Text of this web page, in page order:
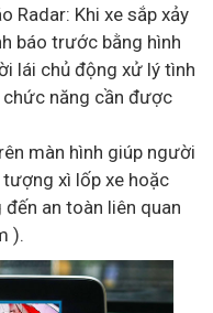
Radar: Khi xe sắp xảy
báo trước bằng hình
lái chủ động xử lý tình
chức năng cần được
màn hình giúp người
xì lốp xe hoặc
an toàn liên quan
).